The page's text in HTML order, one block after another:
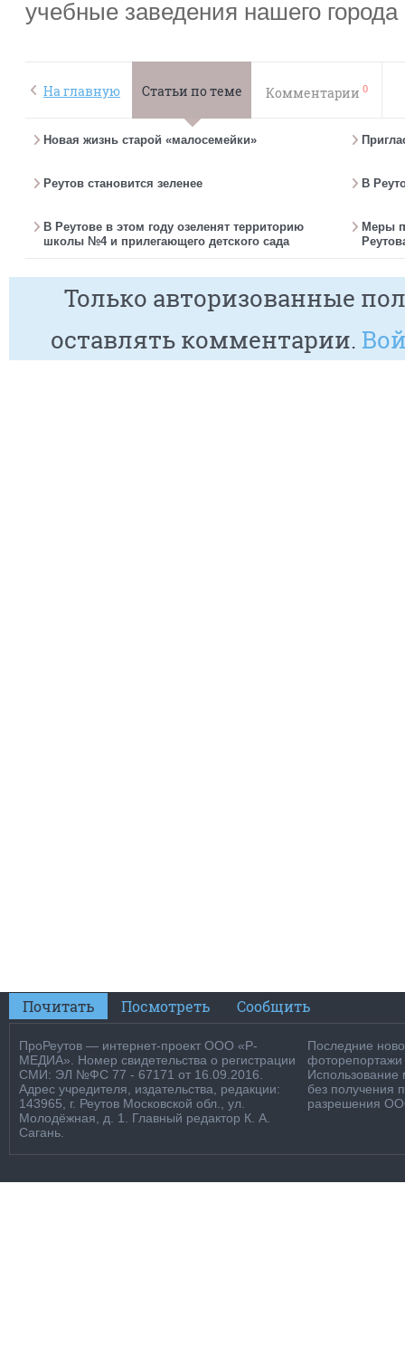
учебные заведения нашего города
На главную Статьи по теме Комментарии 0
Новая жизнь старой «малосемейки»
Реутов становится зеленее В
В Реутове в этом году озеленят территорию
школы №4 и прилегающего детского сада
Меры
Только авторизованные
оставлять комментарии.
Почитать Посмотреть Сообщить
ПроРеутов — интернет-проект ООО «Р-
МЕДИА». Номер свидетельства о регистрации
СМИ: ЭЛ №ФС 77 - 67171 от 16.09.2016.
Адрес учредителя, издательства, редакции:
143965, г. Реутов Московской обл., ул.
Молодёжная, д. 1. Главный редактор К. А.
Сагань.
Последние
фоторепортажи
Использование
без получения
разрешения